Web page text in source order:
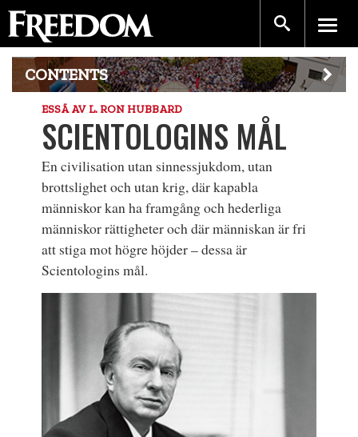
CONTENTS
ESSÄ AV L. RON HUBBARD
SCIENTOLOGINS MÅL
En civilisation utan sinnessjukdom, utan
brottslighet och utan krig, där kapabla
människor kan ha framgång och hederliga
människor rättigheter och där människan är fri
att stiga mot högre höjder – dessa är
Scientologins mål.